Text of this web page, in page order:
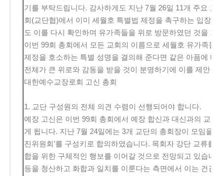
기를 부탁드립니다. 감사하게도 지난 7월 26일 11개 주요
회(교단협)에서 이미 세월호 특별법 제정을 촉구하는 입장
도 이를 다시 확인하며 유가족들을 위로 방문하였던 것을 기
이번 99회 총회에서 모든 교회의 이름으로 세월호 유가족들
제정을 호소하는 특별 성명을 결의해 준다면 같은 아픔에
전체가 큰 위로와 감동을 받을 것이 분명하기에 이를 제안
대한예수교장로회 고신 총회
1. 교단 구성원의 전체 의견 수렴이 선행되어야 합니다.
예장 고신은 이번 99회 총회에서 예장 합신과 대신과의 교
게 됩니다. 지난 7월 24일에는 3개 교단의 총회장이 모임을
진위원회’를 구성키로 합의하였습니다. 목회자 강단 교류를
합을 위한 구체적인 행보를 이어갈 것으로 전망되고 있습니
등을 청산하고 화합과 일치를 이룬다는 측면에서 이는 건강